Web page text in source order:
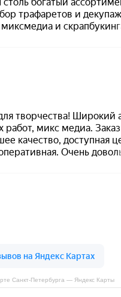
Санкт‑Петербурга — Яндекс Карты